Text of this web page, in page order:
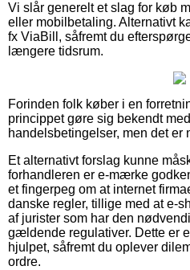
Vi slår generelt et slag for køb
eller mobilbetaling. Alternativt
fx ViaBill, såfremt du
længere tidsrum.
Forinden folk køber i en
princippet gøre sig bekendt
handelsbetingelser, men det
Et alternativt forslag kunne
forhandleren er e-mærke
et fingerpeg om at internet
danske regler, tillige med at e-
af jurister som har den
gældende regulativer. Dette er
hjulpet, såfremt du oplever
ordre.